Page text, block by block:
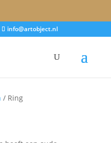
info@artobject.nl
/ Ring